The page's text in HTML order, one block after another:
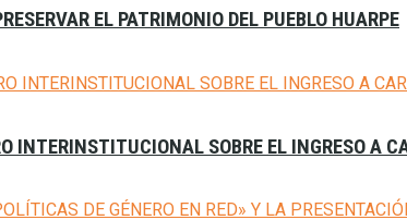
EL PATRIMONIO DEL PUEBLO HUARPE
INTERINSTITUCIONAL SOBRE EL INGRESO A